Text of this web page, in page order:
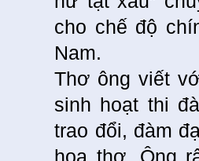
cho chế độ
Nam.
Thơ ông viết
sinh hoạt thi
trao đổi, đàm